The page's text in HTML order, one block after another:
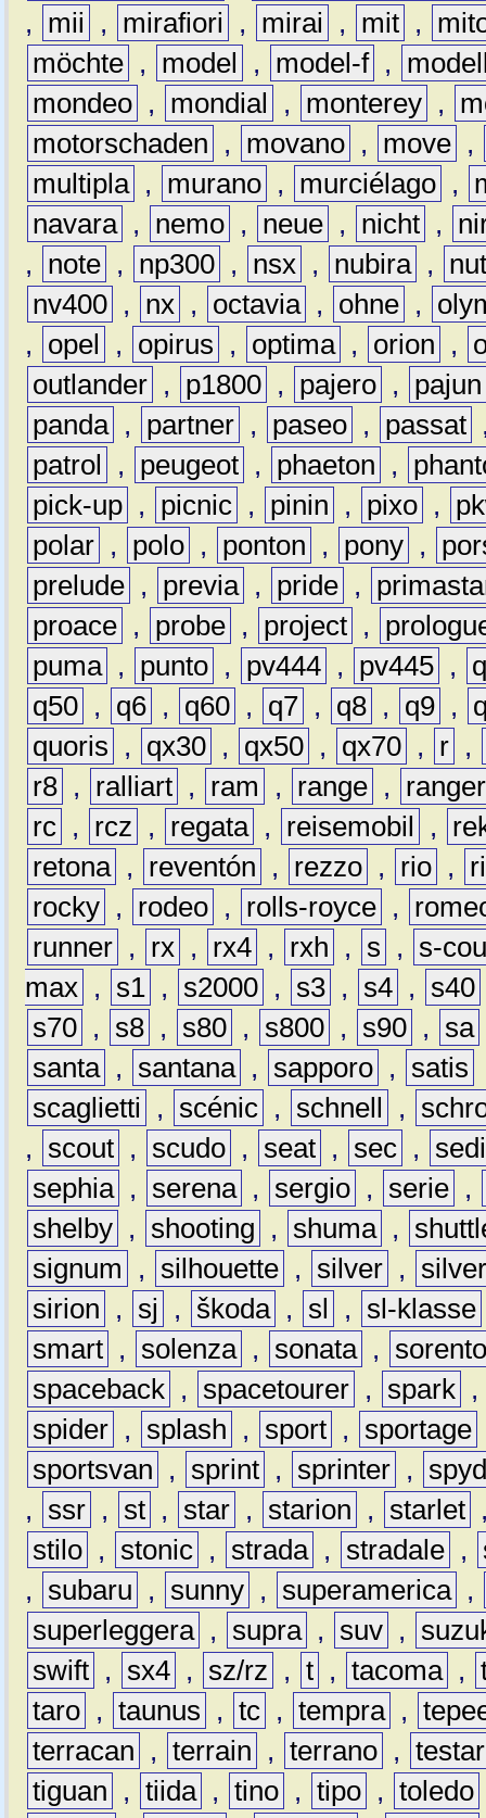
,
mii , mirafiori , mirai , mit ,
möchte , model , model-f ,
mondeo , mondial , monterey ,
motorschaden
, movano , move ,
multipla , murano , murciélago ,
navara , nemo , neue , nicht ,
,
note , np300 , nsx , nubira ,
nv400 , nx , octavia , ohne ,
,
opel , opirus , optima , orion ,
outlander , p1800 , pajero ,
pajun
panda , partner , paseo , passat
patrol
, peugeot , phaeton ,
pick-up , picnic , pinin , pixo ,
polar , polo , ponton , pony ,
prelude , previa , pride ,
proace , probe , project ,
puma , punto , pv444 , pv445 ,
q50 , q6 , q60 , q7 , q8 , q9 ,
quoris
, qx30 , qx50 , qx70 , r ,
r8 , ralliart , ram , range ,
ranger
rc , rcz , regata , reisemobil ,
retona , reventón , rezzo , rio ,
rocky , rodeo , rolls-royce ,
runner , rx , rx4 , rxh , s ,
s-
max , s1 , s2000 , s3 , s4 , s40
s70 , s8 , s80 , s800 , s90 , sa
santa , santana , sapporo , satis
scaglietti
, scénic , schnell ,
,
scout , scudo , seat , sec ,
sephia , serena , sergio , serie ,
shelby , shooting , shuma ,
signum
, silhouette , silver ,
sirion
, sj , škoda , sl , sl-klasse
smart , solenza , sonata ,
spaceback , spacetourer , spark ,
spider , splash , sport , sportage
sportsvan
, sprint , sprinter ,
,
ssr , st , star , starion , starlet
stilo , stonic , strada , stradale ,
,
subaru , sunny , superamerica ,
superleggera , supra , suv ,
swift , sx4 , sz/rz , t , tacoma ,
taro , taunus , tc , tempra ,
terracan
, terrain , terrano ,
tiguan
, tiida , tino , tipo , toledo